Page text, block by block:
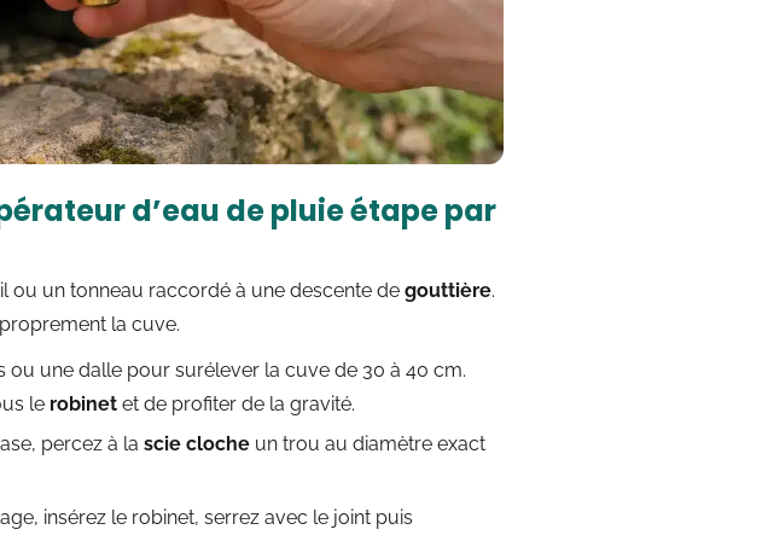
d’eau de pluie étape par
ou un tonneau raccordé à une descente de gouttière.
la cuve.
ou une dalle pour surélever la cuve de 30 à 40 cm.
le robinet et de profiter de la gravité.
percez à la scie cloche un trou au diamètre exact
insérez le robinet, serrez avec le joint puis